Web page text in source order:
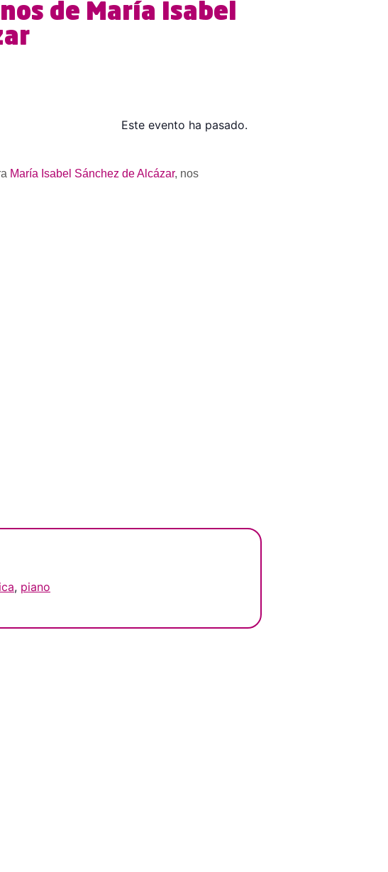
de María Isabel
Este evento ha pasado.
María Isabel Sánchez de Alcázar, nos
, piano